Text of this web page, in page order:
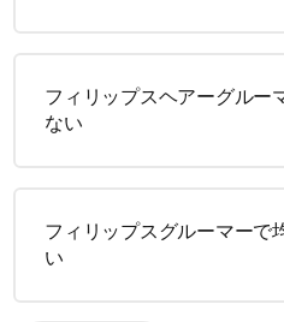
フィリップスヘアーグルー
ない
フィリップスグルーマーで
い